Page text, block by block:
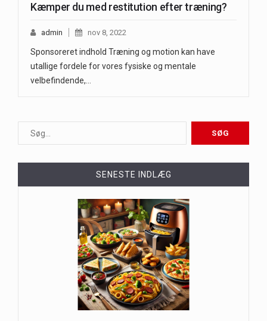
Kæmper du med restitution efter træning?
admin nov 8, 2022
Sponsoreret indhold Træning og motion kan have
utallige fordele for vores fysiske og mentale
velbefindende,…
SENESTE INDLÆG